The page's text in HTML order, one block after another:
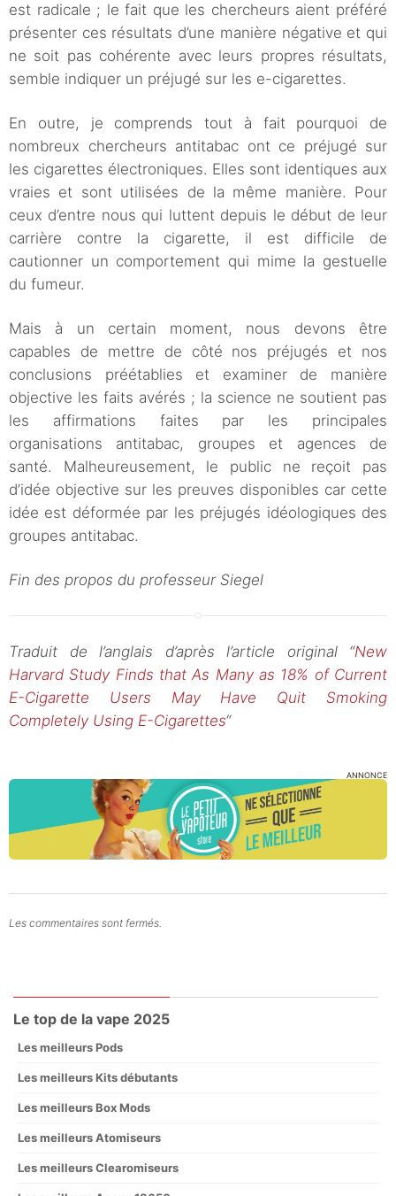
est radicale ; le fait que les chercheurs aient préféré
présenter ces résultats d’une manière négative et qui
ne soit pas cohérente avec leurs propres résultats,
semble indiquer un préjugé sur les e-cigarettes.
En outre, je comprends tout à fait pourquoi de
nombreux chercheurs antitabac ont ce préjugé sur
les cigarettes électroniques. Elles sont identiques aux
vraies et sont utilisées de la même manière. Pour
ceux d’entre nous qui luttent depuis le début de leur
carrière contre la cigarette, il est difficile de
cautionner un comportement qui mime la gestuelle
du fumeur.
Mais à un certain moment, nous devons être
capables de mettre de côté nos préjugés et nos
conclusions préétablies et examiner de manière
objective les faits avérés ; la science ne soutient pas
les affirmations faites par les principales
organisations antitabac, groupes et agences de
santé. Malheureusement, le public ne reçoit pas
d’idée objective sur les preuves disponibles car cette
idée est déformée par les préjugés idéologiques des
groupes antitabac.
Fin des propos du professeur Siegel
Traduit de l’anglais d’après l’article original “New
Harvard Study Finds that As Many as 18% of Current
E-Cigarette Users May Have Quit Smoking
Completely Using E-Cigarettes“
ANNONCE
Les commentaires sont fermés.
Le top de la vape 2025
Les meilleurs Pods
Les meilleurs Kits débutants
Les meilleurs Box Mods
Les meilleurs Atomiseurs
Les meilleurs Clearomiseurs